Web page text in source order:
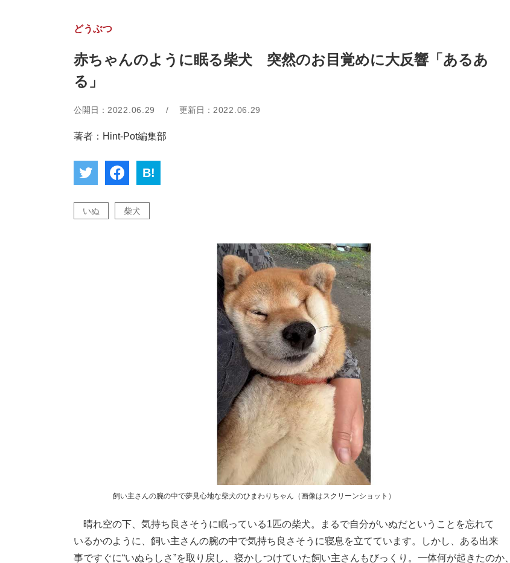
どうぶつ
赤ちゃんのように眠る柴犬 突然のお目覚めに大反響「あるあ
る」
公開日： 2022.06.29 / 更新日： 2022.06.29
著者：Hint-Pot編集部
B!
いぬ 柴犬
飼い主さんの腕の中で夢見心地な柴犬のひまわりちゃん（画像はスクリーンショット）
晴れ空の下、気持ち良さそうに眠っている1匹の柴犬。まるで自分がいぬだということを忘れて
いるかのように、飼い主さんの腕の中で気持ち良さそうに寝息を立てています。しかし、ある出来
事ですぐに“いぬらしさ”を取り戻し、寝かしつけていた飼い主さんもびっくり。一体何が起きたのか、